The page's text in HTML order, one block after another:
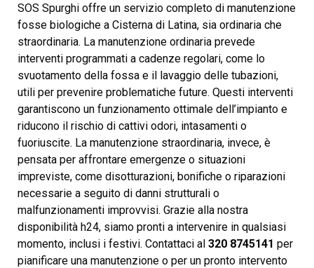
SOS Spurghi offre un servizio completo di manutenzione
fosse biologiche a Cisterna di Latina, sia ordinaria che
straordinaria. La manutenzione ordinaria prevede
interventi programmati a cadenze regolari, come lo
svuotamento della fossa e il lavaggio delle tubazioni,
utili per prevenire problematiche future. Questi interventi
garantiscono un funzionamento ottimale dell’impianto e
riducono il rischio di cattivi odori, intasamenti o
fuoriuscite. La manutenzione straordinaria, invece, è
pensata per affrontare emergenze o situazioni
impreviste, come disotturazioni, bonifiche o riparazioni
necessarie a seguito di danni strutturali o
malfunzionamenti improvvisi. Grazie alla nostra
disponibilità h24, siamo pronti a intervenire in qualsiasi
momento, inclusi i festivi. Contattaci al 320 8745141 per
pianificare una manutenzione o per un pronto intervento